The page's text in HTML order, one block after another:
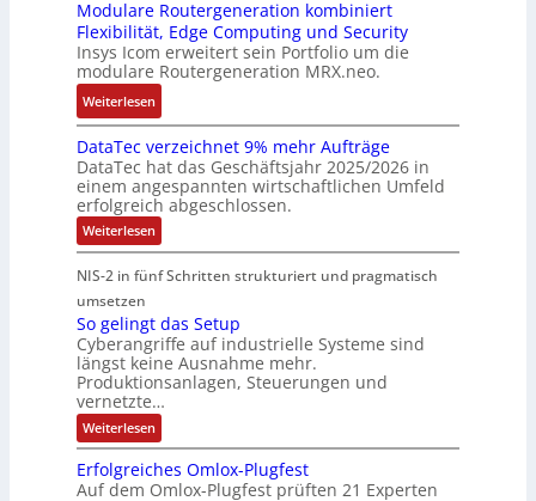
g
e
n
t
e
n
u
n
d
S
t
ö
r
a
n
ä
l
l
g
k
e
i
n
d
e
r
M
a
s
c
h
i
n
m
2
0
2
6
E
u
r
o
p
a
E
t
h
c
a
t
e
F
e
h
l
e
r
s
t
r
a
t
g
i
e
ü
r
D
I
m
-
b
a
s
i
e
r
t
e
I
n
d
s
t
r
i
e
c
o
m
Modulare Routergeneration kombiniert
Flexibilität, Edge Computing und Security
Insys Icom erweitert sein Portfolio um die
modulare Routergeneration MRX.neo.
Weiterlesen:
M
o
d
u
l
a
r
e
o
u
t
e
r
g
e
n
DataTec verzeichnet 9% mehr Aufträge
DataTec hat das Geschäftsjahr 2025/2026 in
einem angespannten wirtschaftlichen Umfeld
erfolgreich abgeschlossen.
Weiterlesen:
D
t
e
c
v
e
z
e
i
c
h
n
NIS-2 in fünf Schritten strukturiert und pragmatisch
umsetzen
So gelingt das Setup
Cyberangriffe auf industrielle Systeme sind
längst keine Ausnahme mehr.
Produktionsanlagen, Steuerungen und
vernetzte…
Weiterlesen:
S
o
g
e
Erfolgreiches Omlox-Plugfest
Auf dem Omlox-Plugfest prüften 21 Experten